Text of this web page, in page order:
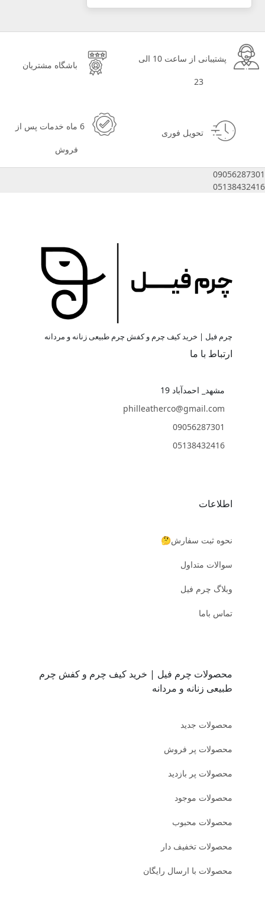
پشتیبانی از ساعت 10 الی
23
باشگاه مشتریان
تحویل فوری
6 ماه خدمات پس از
فروش
09056287301
05138432416
چرم فیل | خرید کیف چرم و کفش چرم طبیعی زنانه و مردانه
ارتباط با ما
مشهد_ احمدآباد 19
philleatherco@gmail.com
09056287301
05138432416
اطلاعات
نحوه ثبت سفارش🤔
سوالات متداول
وبلاگ چرم فیل
تماس باما
محصولات چرم فیل | خرید کیف چرم و کفش چرم
طبیعی زنانه و مردانه
محصولات جدید
محصولات پر فروش
محصولات پر بازدید
محصولات موجود
محصولات محبوب
محصولات تخفیف دار
محصولات با ارسال رایگان